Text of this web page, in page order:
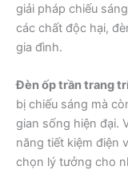
giải pháp chiếu
các chất độc hại,
gia đình.
Đèn ốp trần trang
bị chiếu sáng mà
gian sống hiện đại.
năng tiết kiệm điện
chọn lý tưởng cho